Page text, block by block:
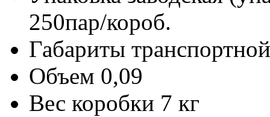
250пар/короб.
Габариты
Объем 0,09
Вес коробки 7 кг